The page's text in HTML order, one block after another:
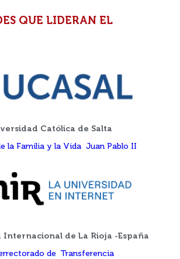
QUE LIDERAN EL
Católica de Salta
la Familia y la Vida Juan Pablo II
Internacional de La Rioja -España
de Transferencia